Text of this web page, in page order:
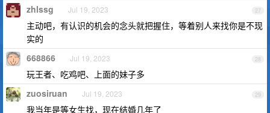
27
zhlssg Jul 19, 2023
主动吧，有认识的机会的念头就把握住，等着别人来找你是不现
实的
28
668866 Jul 19, 2023
玩王者、吃鸡吧、上面的妹子多
29
zuosiruan Jul 19, 2023
我当年是等女生找，现在结婚几年了